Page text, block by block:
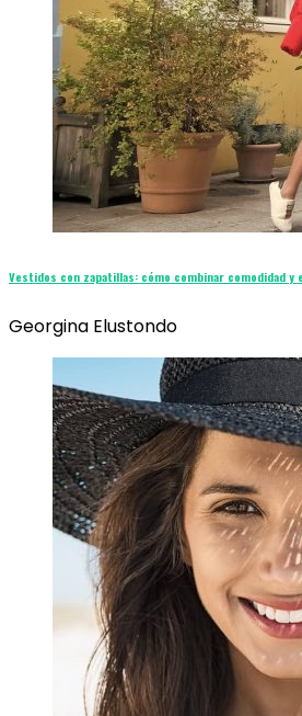
Vestidos con zapatillas: cómo combinar comodidad y
Georgina Elustondo